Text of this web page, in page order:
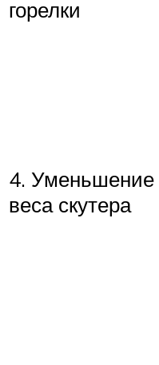
горелки
4. Уменьшение
веса скутера